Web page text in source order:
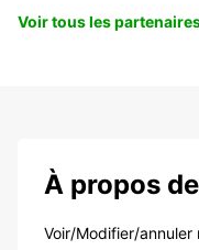
Voir tous les
À propos
Voir/Modifier/annuler